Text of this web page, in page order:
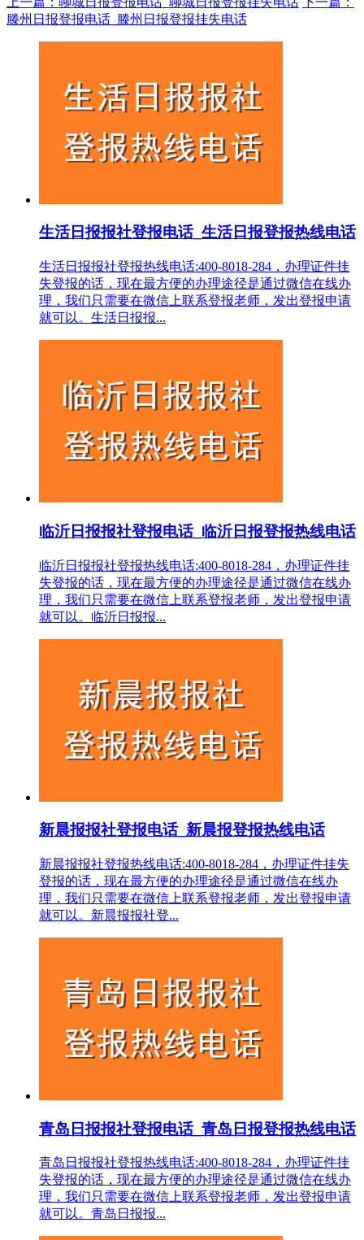
滕州日报登报电话_滕州日报登报挂失电话
生活日报报社登报电话_生活日报登报热线电话
生活日报报社登报热线电话:400-8018-284，办理证件挂
失登报的话，现在最方便的办理途径是通过微信在线办
理，我们只需要在微信上联系登报老师，发出登报申请
就可以。生活日报报...
临沂日报报社登报电话_临沂日报登报热线电话
临沂日报报社登报热线电话:400-8018-284，办理证件挂
失登报的话，现在最方便的办理途径是通过微信在线办
理，我们只需要在微信上联系登报老师，发出登报申请
就可以。临沂日报报...
新晨报报社登报电话_新晨报登报热线电话
新晨报报社登报热线电话:400-8018-284，办理证件挂失
登报的话，现在最方便的办理途径是通过微信在线办
理，我们只需要在微信上联系登报老师，发出登报申请
就可以。新晨报报社登...
青岛日报报社登报电话_青岛日报登报热线电话
青岛日报报社登报热线电话:400-8018-284，办理证件挂
失登报的话，现在最方便的办理途径是通过微信在线办
理，我们只需要在微信上联系登报老师，发出登报申请
就可以。青岛日报报...